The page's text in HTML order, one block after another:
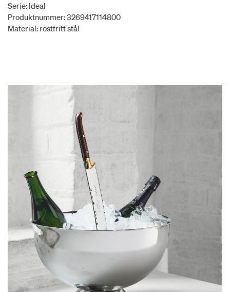
Serie: Ideal
Produktnummer: 3269417114800
Material: rostfritt stål